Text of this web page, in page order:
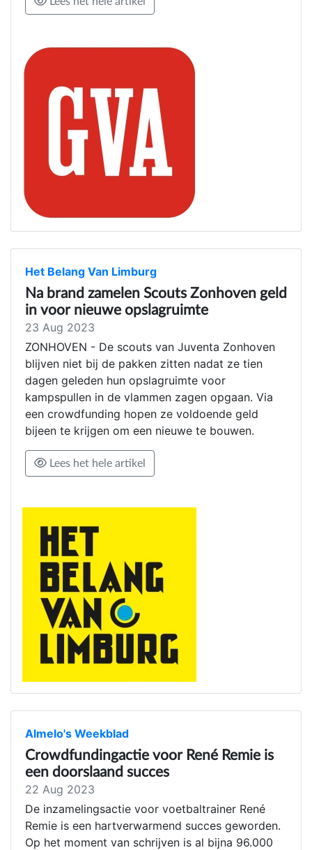
Het Belang Van Limburg
Na brand zamelen Scouts Zonhoven geld
in voor nieuwe opslagruimte
23 Aug 2023
ZONHOVEN - De scouts van Juventa Zonhoven
blijven niet bij de pakken zitten nadat ze tien
dagen geleden hun opslagruimte voor
kampspullen in de vlammen zagen opgaan. Via
een crowdfunding hopen ze voldoende geld
bijeen te krijgen om een nieuwe te bouwen.
Lees het hele artikel
Almelo's Weekblad
Crowdfundingactie voor René Remie is
een doorslaand succes
22 Aug 2023
De inzamelingsactie voor voetbaltrainer René
Remie is een hartverwarmend succes geworden.
Op het moment van schrijven is al bijna 96.000